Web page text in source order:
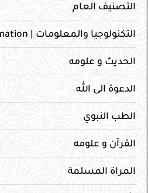
التصنيف العام
التكنولوجيا والمعلومات | Technology and information
الحديث و علومه
الدعوة الى الله
الطب النبوي
القرآن و علومه
المراة المسلمة